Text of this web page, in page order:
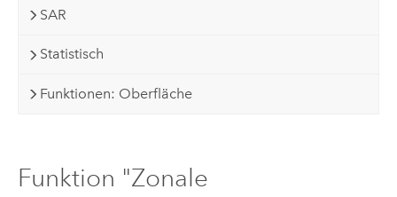
SAR
Statistisch
Funktionen: Oberfläche
Funktion "Zonale